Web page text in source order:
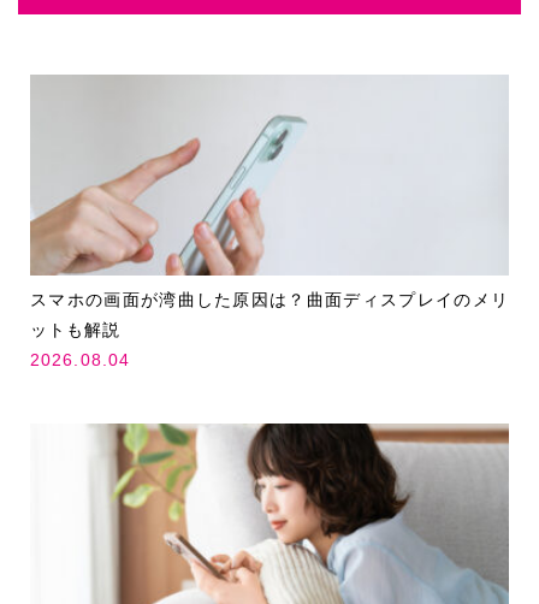
スマホの画面が湾曲した原因は？曲面ディスプレイのメリ
ットも解説
2026.08.04